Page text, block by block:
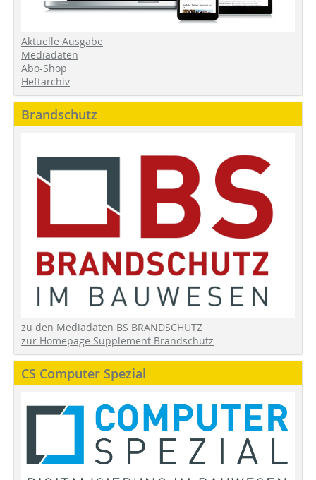
Aktuelle Ausgabe
Mediadaten
Abo-Shop
Heftarchiv
Brandschutz
zu den Mediadaten BS BRANDSCHUTZ
zur Homepage Supplement Brandschutz
CS Computer Spezial